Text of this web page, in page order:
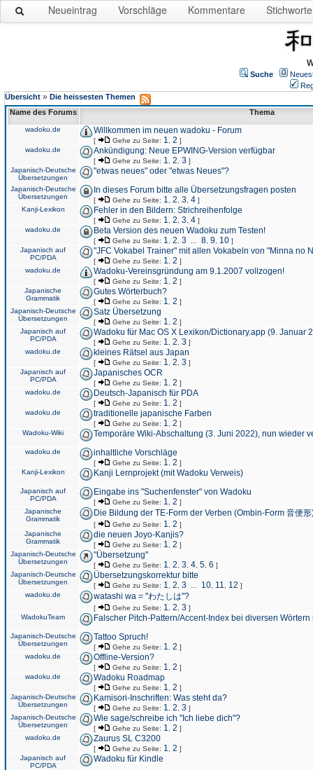
Neueintrag Vorschläge Kommentare Stichworte
Suche
Übersicht » Die heissesten Themen
Name des Forums
Thema
wadoku.de Willkommen im neuen wadoku - Forum
[ Gehe zu Seite: 1 2 ]
wadoku.de
Ankündigung: Neue EPWING-Version verfügbar
[ Gehe zu Seite: 1 2 3 ]
Japanisch-Deutsche
Übersetzungen
"etwas neues" oder "etwas Neues"?
Japanisch-Deutsche
Übersetzungen
In dieses Forum bitte alle Übersetzungsfragen posten
[ Gehe zu Seite: 1 2 3 4 ]
Kanji-Lexikon
Fehler in den Bildern: Strichreihenfolge
[ Gehe zu Seite: 1 2 3 4 ]
wadoku.de
Beta Version des neuen Wadoku zum Testen!
[ Gehe zu Seite: 1 2 3 8 9 10 ]
Japanisch auf
PC/PDA
"JFC Vokabel Trainer" mit allen Vokabeln von "Minna no
[ Gehe zu Seite: 1 2 ]
wadoku.de
Wadoku-Vereinsgründung am 9.1.2007 vollzogen!
[ Gehe zu Seite: 1 2 ]
Japanische
Grammatik
Gutes Wörterbuch?
[ Gehe zu Seite: 1 2 ]
Japanisch-Deutsche
Übersetzungen
Satz Übersetzung
[ Gehe zu Seite: 1 2 ]
Japanisch auf
PC/PDA
Wadoku für Mac OS X Lexikon/Dictionary.app (9. Januar
[ Gehe zu Seite: 1 2 3 ]
wadoku.de
kleines Rätsel aus Japan
[ Gehe zu Seite: 1 2 3 ]
Japanisch auf
PC/PDA
Japanisches OCR
[ Gehe zu Seite: 1 2 ]
wadoku.de
Deutsch-Japanisch für PDA
[ Gehe zu Seite: 1 2 ]
wadoku.de
traditionelle japanische Farben
[ Gehe zu Seite: 1 2 ]
Wadoku-Wiki
Temporäre Wiki-Abschaltung (3. Juni 2022), nun wieder
wadoku.de inhaltliche Vorschläge
[ Gehe zu Seite: 1 2 ]
Kanji-Lexikon
Kanji Lernprojekt (mit Wadoku Verweis)
Japanisch auf
PC/PDA
Eingabe ins "Suchenfenster" von Wadoku
[ Gehe zu Seite: 1 2 ]
Japanische
Grammatik
Die Bildung der TE-Form der Verben (Ombin-Form 音便形
[ Gehe zu Seite: 1 2 ]
Japanische
Grammatik
die neuen Joyo-Kanjis?
[ Gehe zu Seite: 1 2 ]
Japanisch-Deutsche
Übersetzungen
"Übersetzung"
[ Gehe zu Seite: 1 2 3 4 5 6 ]
Japanisch-Deutsche
Übersetzungen
Übersetzungskorrektur bitte
[ Gehe zu Seite: 1 2 3 10 11 12 ]
wadoku.de
watashi wa = "わたしは"?
[ Gehe zu Seite: 1 2 3 ]
WadokuTeam
Falscher Pitch-Pattern/Accent-Index bei diversen
Japanisch-Deutsche
Übersetzungen
Tattoo Spruch!
[ Gehe zu Seite: 1 2 ]
wadoku.de
Offline-Version?
[ Gehe zu Seite: 1 2 ]
wadoku.de
Wadoku Roadmap
[ Gehe zu Seite: 1 2 ]
Japanisch-Deutsche
Übersetzungen
Kamisori-Inschriften: Was steht da?
[ Gehe zu Seite: 1 2 3 ]
Japanisch-Deutsche
Übersetzungen
Wie sage/schreibe ich "Ich liebe dich"?
[ Gehe zu Seite: 1 2 ]
wadoku.de
Zaurus SL C3200
[ Gehe zu Seite: 1 2 ]
Japanisch auf
PC/PDA
Wadoku für Kindle